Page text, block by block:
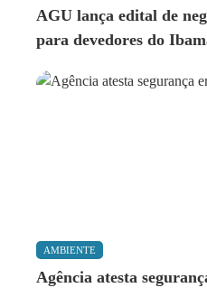
AGU lança edital de
para devedores do
AMBIENTE
Agência atesta